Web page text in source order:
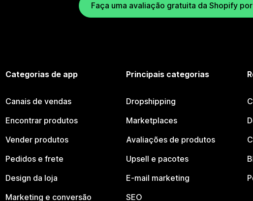
Faça uma avaliação gratuita da Shopify
Categorias de app
Canais de vendas
Encontrar produtos
Vender produtos
Pedidos e frete
Design da loja
Marketing e conversão
Principais categorias
Dropshipping
Marketplaces
Avaliações de produtos
Upsell e pacotes
E-mail marketing
SEO